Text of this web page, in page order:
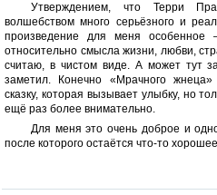
Утверждением, что Терри
волшебством много серьёзного и
произведение для меня
относительно смысла жизни, любви,
считаю, в чистом виде. А может тут
заметил. Конечно «Мрачного
сказку, которая вызывает улыбку, но
ещё раз более внимательно.
Для меня это очень доброе и
после которого остаётся что-то